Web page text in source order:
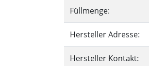
Füllmenge:
Hersteller Adresse:
Hersteller Kontakt: